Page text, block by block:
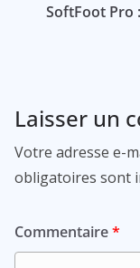
SoftFoot Pro
Laisser un
Votre adresse e-
obligatoires sont
Commentaire*